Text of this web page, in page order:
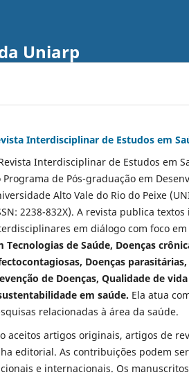
Uniarp
Interdisciplinar de Estudos em
Interdisciplinar de Estudos em
Programa de Pós-graduação em
Alto Vale do Rio do Peixe
2238-832X). A revista publica
em diálogo com foco em
Tecnologias de Saúde, Doenças
Doenças
de Doenças, Qualidade de
em saúde. Ela atua
relacionadas à área da saúde.
aceitos artigos originais, artigos de
editorial. As contribuições podem
e internacionais. Os